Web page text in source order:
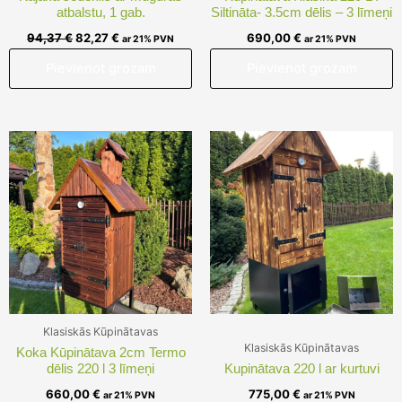
atbalstu, 1 gab.
94,37€82,27€ ar 21% PVN
Siltināta- 3.5cm dēlis – 3 līmeņi
690,00€ ar 21% PVN
Klasiskās Kūpinātavas
Koka Kūpinātava 2cm Termo
dēlis 220 l 3 līmeņi
660,00€ ar 21% PVN
Klasiskās Kūpinātavas
Kupinātava 220 l ar kurtuvi
775,00€ ar 21% PVN